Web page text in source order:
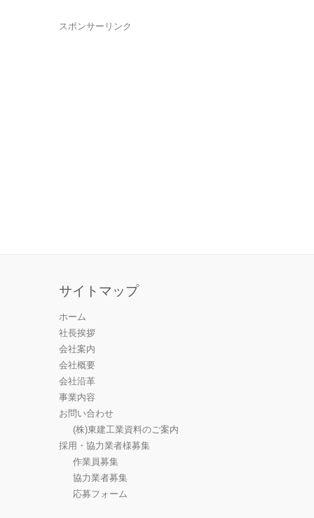
スポンサーリンク
サイトマップ
ホーム
社長挨拶
会社案内
会社概要
会社沿革
事業内容
お問い合わせ
(株)東建工業資料のご案内
採用・協力業者様募集
作業員募集
協力業者募集
応募フォーム